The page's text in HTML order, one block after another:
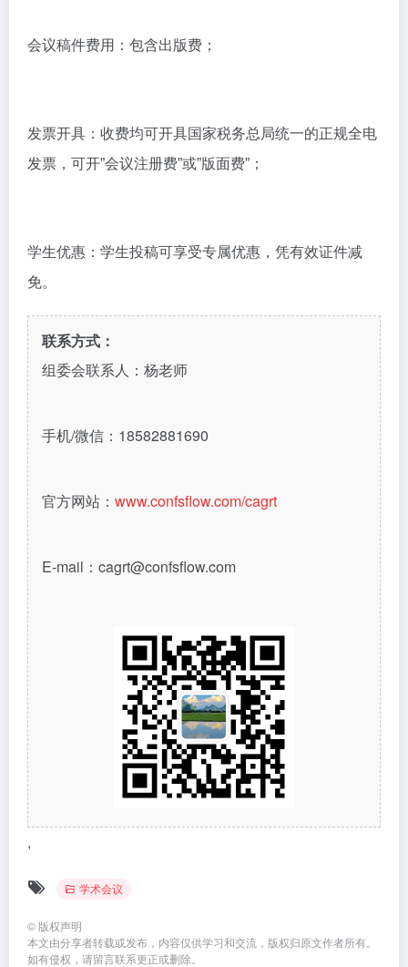
会议稿件费用：包含出版费；
发票开具：收费均可开具国家税务总局统一的正规全电
发票，可开”会议注册费”或”版面费”；
学生优惠：学生投稿可享受专属优惠，凭有效证件减
免。
联系方式：
组委会联系人：杨老师
手机/微信：18582881690
官方网站： www.confsflow.com/cagrt
E-mail：cagrt@confsflow.com
,
学术会议
© 版权声明
本文由分享者转载或发布，内容仅供学习和交流，版权归原文作者所有。
如有侵权，请留言联系更正或删除。